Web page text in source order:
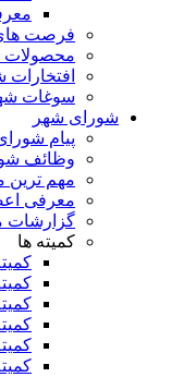
فرصت های
محصولات
افتخارات
سوغات شهر
شورای شهر
پیام شورای
وظائف
مهم ترین
معرفی
گزارشات
کمیته ها
کمیته
کمیته